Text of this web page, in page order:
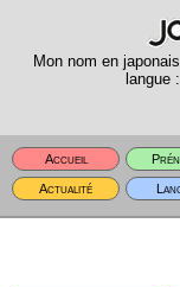
Mon nom en
langue
Accueil
Actualité